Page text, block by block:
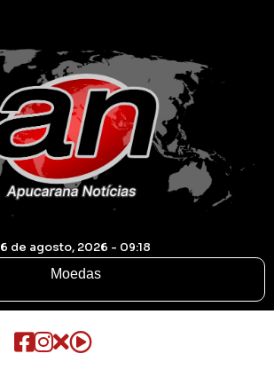
6 de agosto, 2026 - 09:18
Moedas